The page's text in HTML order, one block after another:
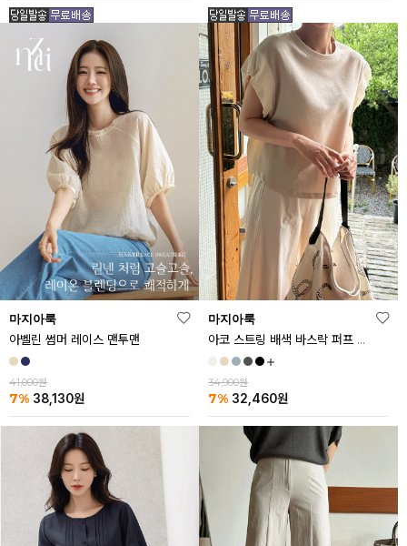
마지아룩
아벨린 썸머 레이스 맨투맨
41,000원
7% 38,130원
마지아룩
아코 스트링 배색 바스락 퍼프 반팔티
34,900원
7% 32,460원